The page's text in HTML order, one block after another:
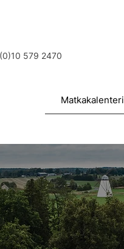
579 2470
Matkakalenteri